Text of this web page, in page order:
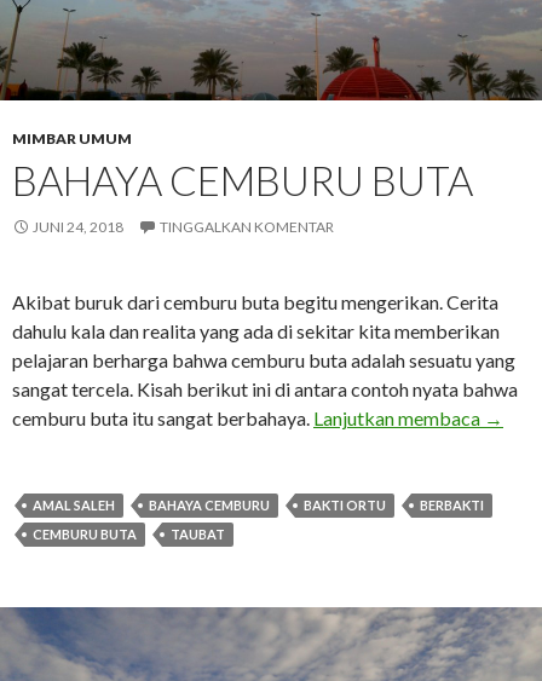
MIMBAR UMUM
BAHAYA CEMBURU BUTA
JUNI 24, 2018 TINGGALKAN KOMENTAR
Akibat buruk dari cemburu buta begitu mengerikan. Cerita
dahulu kala dan realita yang ada di sekitar kita memberikan
pelajaran berharga bahwa cemburu buta adalah sesuatu yang
sangat tercela. Kisah berikut ini di antara contoh nyata bahwa
cemburu buta itu sangat berbahaya. Lanjutkan membaca →
AMAL SALEH BAHAYA CEMBURU BAKTI ORTU
BERBAKTI
CEMBURU BUTA
TAUBAT